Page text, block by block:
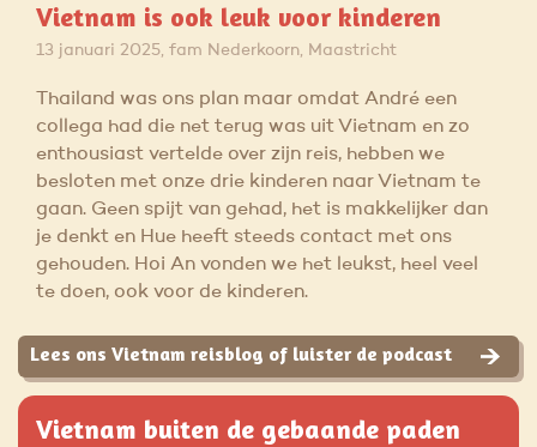
Vietnam is ook leuk voor kinderen
13 januari 2025, fam Nederkoorn, Maastricht
Thailand was ons plan maar omdat André een
collega had die net terug was uit Vietnam en zo
enthousiast vertelde over zijn reis, hebben we
besloten met onze drie kinderen naar Vietnam te
gaan. Geen spijt van gehad, het is makkelijker dan
je denkt en Hue heeft steeds contact met ons
gehouden. Hoi An vonden we het leukst, heel veel
te doen, ook voor de kinderen.
Lees ons Vietnam reisblog of luister de podcast
Vietnam buiten de gebaande paden